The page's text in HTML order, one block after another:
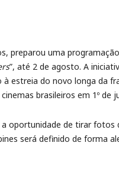
preparou uma
”, até 2 de agosto. A
estreia do novo longa da
brasileiros em 1º de
oportunidade de tirar fotos
será definido de forma